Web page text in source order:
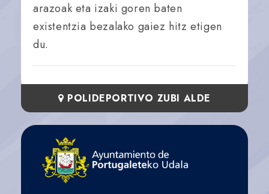
arazoak eta izaki goren baten
existentzia bezalako gaiez hitz etigen
du.
POLIDEPORTIVO ZUBI ALDE